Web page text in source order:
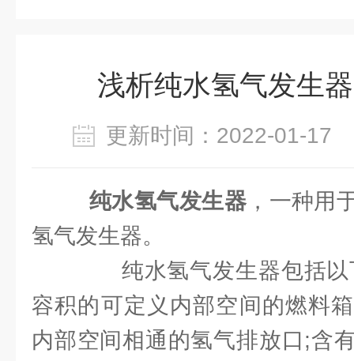
浅析纯水氢气发生
更新时间：2022-01-
纯水氢气发生器 ，一种用
氢气发生器。
纯水氢气发生器包括以
容积的可定义内部空间的燃料
内部空间相通的氢气排放口;含